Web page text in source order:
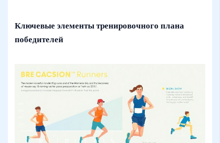
Ключевые элементы тренировочного плана
победителей